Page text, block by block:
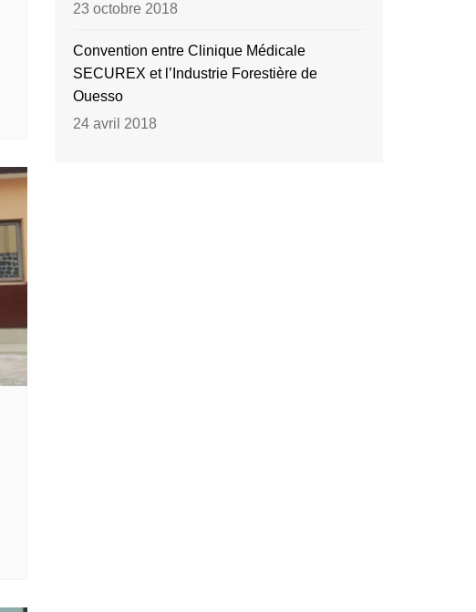
23 octobre 2018
Convention entre Clinique Médicale
SECUREX et l’Industrie Forestière de
Ouesso
24 avril 2018